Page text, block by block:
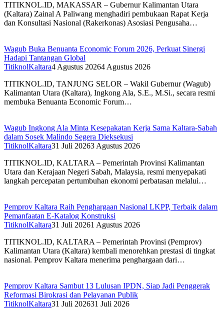
TITIKNOL.ID, MAKASSAR – Gubernur Kalimantan Utara
(Kaltara) Zainal A Paliwang menghadiri pembukaan Rapat Kerja
dan Konsultasi Nasional (Rakerkonas) Asosiasi Pengusaha…
Wagub Buka Benuanta Economic Forum 2026, Perkuat Sinergi
Hadapi Tantangan Global
TitiknolKaltara4 Agustus 20264 Agustus 2026
TITIKNOL.ID, TANJUNG SELOR – Wakil Gubernur (Wagub)
Kalimantan Utara (Kaltara), Ingkong Ala, S.E., M.Si., secara resmi
membuka Benuanta Economic Forum…
Wagub Ingkong Ala Minta Kesepakatan Kerja Sama Kaltara-Sabah
dalam Sosek Malindo Segera Dieksekusi
TitiknolKaltara31 Juli 20263 Agustus 2026
TITIKNOL.ID, KALTARA – Pemerintah Provinsi Kalimantan
Utara dan Kerajaan Negeri Sabah, Malaysia, resmi menyepakati
langkah percepatan pertumbuhan ekonomi perbatasan melalui…
Pemprov Kaltara Raih Penghargaan Nasional LKPP, Terbaik dalam
Pemanfaatan E-Katalog Konstruksi
TitiknolKaltara31 Juli 20261 Agustus 2026
TITIKNOL.ID, KALTARA – Pemerintah Provinsi (Pemprov)
Kalimantan Utara (Kaltara) kembali menorehkan prestasi di tingkat
nasional. Pemprov Kaltara menerima penghargaan dari…
Pemprov Kaltara Sambut 13 Lulusan IPDN, Siap Jadi Penggerak
Reformasi Birokrasi dan Pelayanan Publik
TitiknolKaltara31 Juli 202631 Juli 2026